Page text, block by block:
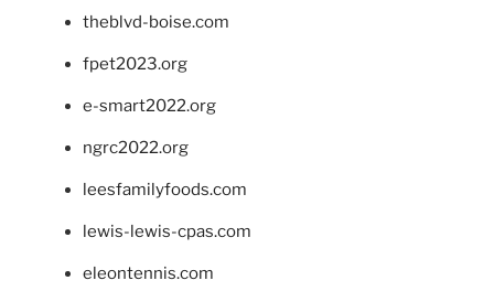
theblvd-boise.com
fpet2023.org
e-smart2022.org
ngrc2022.org
leesfamilyfoods.com
lewis-lewis-cpas.com
eleontennis.com